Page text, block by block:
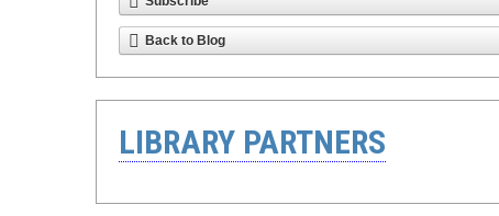
Back to Blog
LIBRARY PARTNERS